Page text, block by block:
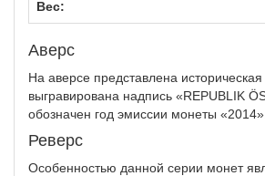
Вес:
Аверс
На аверсе представлена
выгравирована надпись «REPUBLIK
обозначен год эмиссии монеты
Реверс
Особенностью данной серии монет